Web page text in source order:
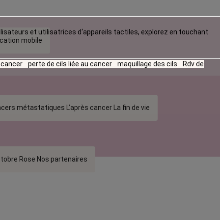
mobile
métastatiques L’après cancer La fin de vie
Rose Nos partenaires
et utilisatrices d‘appareils tactiles, explorez en touchant
perte de cils liée au cancer maquillage des cils Rdv de